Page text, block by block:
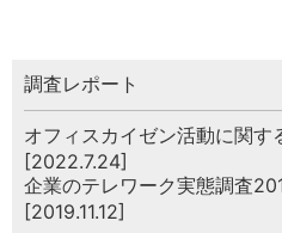
調査レポート
オフィスカイゼン活動に関
[2022.7.24]
企業のテレワーク実態調査
[2019.11.12]